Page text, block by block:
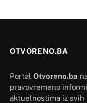
OTVORENO.BA
Portal Otvoreno.ba
pravovremeno
aktuelnostima iz svih